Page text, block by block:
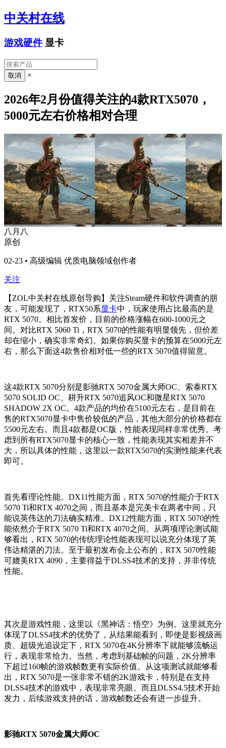
中关村在线
游戏硬件 显卡
×
2026年2月份值得关注的4款RTX5070，
5000元左右价格相对合理
八月八
原创
02-23 • 高级编辑 优质电脑领域创作者
关注
【ZOL中关村在线原创导购】关注Steam硬件和软件调查的朋
友，可能发现了，RTX50系显卡中，玩家使用占比最高的是
RTX 5070。相比首发价，目前的价格涨幅在600-1000元之
间。对比RTX 5060 Ti，RTX 5070的性能有明显领先，但价差
却在缩小，确实非常奇幻。如果你购买显卡的预算在5000元左
右，那么下面这4款售价相对低一些的RTX 5070值得留意。
这4款RTX 5070分别是影驰RTX 5070金属大师OC、索泰RTX
5070 SOLID OC、耕升RTX 5070追风OC和微星RTX 5070
SHADOW 2X OC。4款产品的均价在5100元左右，是目前在
售的RTX5070显卡中售价较低的产品，其他大部分的价格都在
5500元左右。而且4款都是OC版，性能表现同样非常优秀。考
虑到所有RTX5070显卡的核心一致，性能表现其实相差并不
大，所以具体的性能，这里以一款RTX5070的实测性能来代表
即可。
首先看理论性能。DX11性能方面，RTX 5070的性能介于RTX
5070 Ti和RTX 4070之间，而且基本是完美卡在两者中间，只
能说英伟达的刀法确实精准。DX12性能方面，RTX 5070的性
能依然介于RTX 5070 Ti和RTX 4070之间。从两项理论测试能
够看出，RTX 5070的传统理论性能表现可以说充分体现了英
伟达精湛的刀法。至于最初发布会上公布的，RTX 5070性能
可媲美RTX 4090，主要得益于DLSS4技术的支持，并非传统
性能。
其次是游戏性能，这里以《黑神话：悟空》为例。这里就充分
体现了DLSS4技术的优势了，从结果能看到，即使是影视级画
质、超级光追设定下，RTX 5070在4K分辨率下就能够流畅运
行，表现非常给力。当然，考虑到基础帧的问题，2K分辨率
下超过160帧的游戏帧数更有实际价值。从这项测试就能够看
出，RTX 5070是一张非常不错的2K游戏卡，特别是在支持
DLSS4技术的游戏中，表现非常亮眼。而且DLSS4.5技术开始
发力，后续游戏支持的话，游戏帧数还会有进一步提升。
影驰RTX 5070金属大师OC